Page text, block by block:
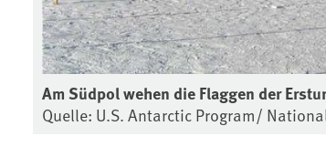
Am Südpol wehen die Flaggen der
Quelle: U.S. Antarctic Program/